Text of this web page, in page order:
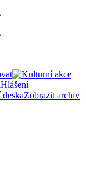
Hlášení
Zobrazit archiv